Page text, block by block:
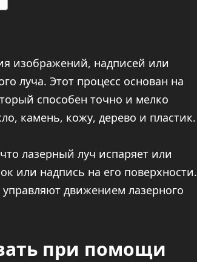
изображений, надписей или
луча. Этот процесс основан на
способен точно и мелко
камень, кожу, дерево и пластик.
лазерный луч испаряет или
или надпись на его поверхности.
движением лазерного
при помощи